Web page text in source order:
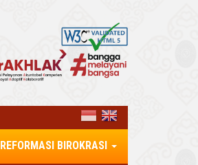
REFORMASI BIROKRASI